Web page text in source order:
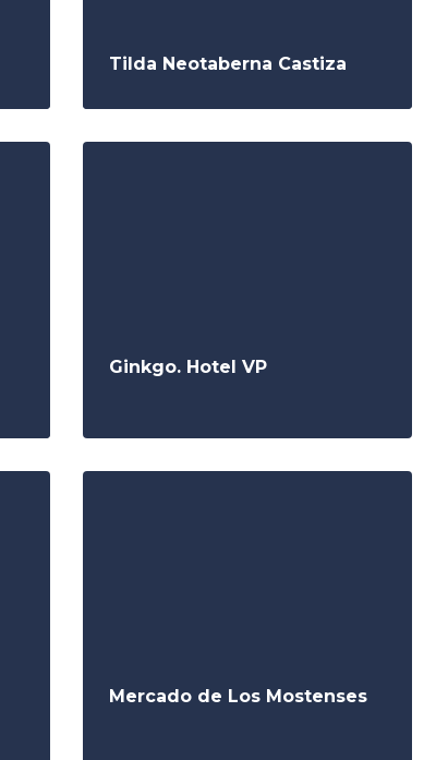
Tilda Neotaberna Castiza
Ginkgo. Hotel VP
Mercado de Los Mostenses